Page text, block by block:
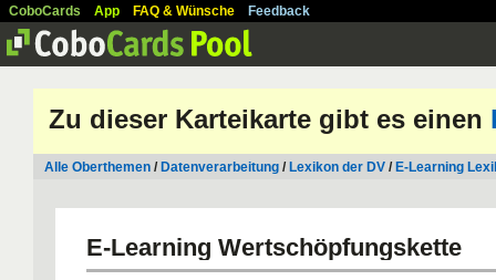
CoboCards App FAQ & Wünsche Feedback
Zu dieser Karteikarte gibt es einen
Alle Oberthemen / Datenverarbeitung / Lexikon der DV / E-Learning
E-Learning Wertschöpfungskette